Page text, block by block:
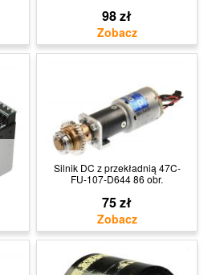
98 zł
Silnik DC z przekładnią 47C-
FU-107-D644 86 obr.
75 zł